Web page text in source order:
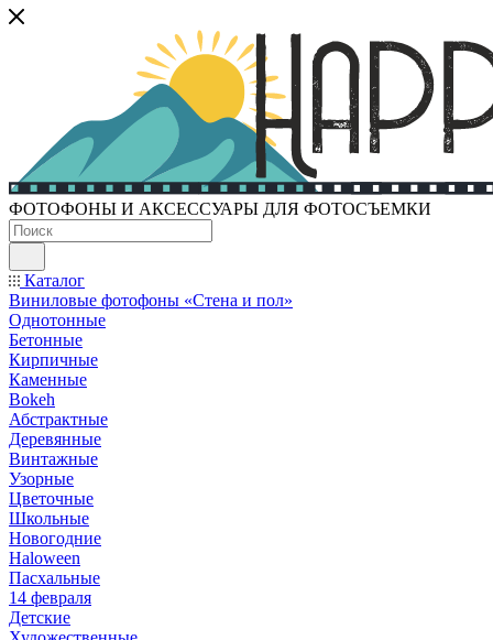
ФОТОФОНЫ И АКСЕССУАРЫ ДЛЯ ФОТОСЪЕМКИ
Каталог
Виниловые фотофоны «Стена и пол»
Однотонные
Бетонные
Кирпичные
Каменные
Bokeh
Абстрактные
Деревянные
Винтажные
Узорные
Цветочные
Школьные
Новогодние
Haloween
Пасхальные
14 февраля
Детские